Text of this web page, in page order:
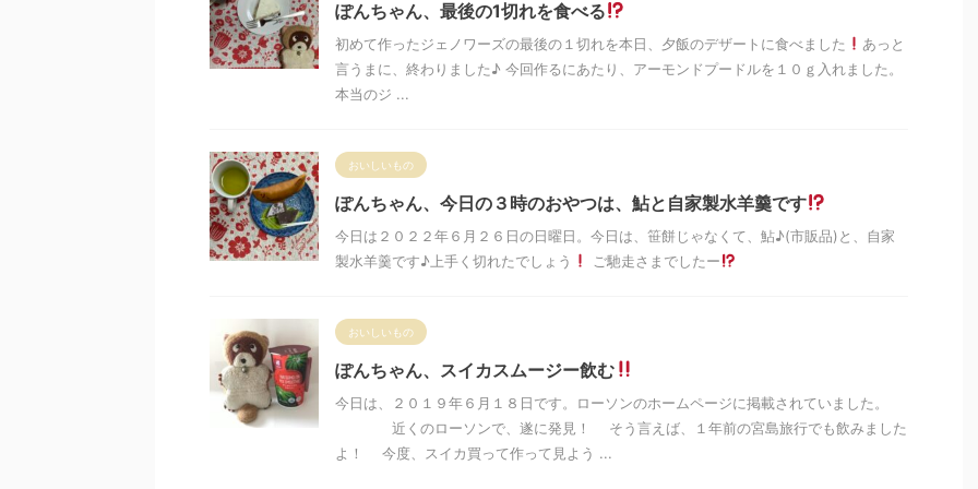
ぽんちゃん、最後の1切れを食べる
初めて作ったジェノワーズの最後の１切れを本日、夕飯のデザートに食べました
あっと
言うまに、終わりました♪ 今回作るにあたり、アーモンドプードルを１０ｇ入れました。
本当のジ ...
おいしいもの
ぽんちゃん、今日の３時のおやつは、鮎と自家製水羊羹です
今日は２０２２年６月２６日の日曜日。今日は、笹餅じゃなくて、鮎♪(市販品)と、自家
製水羊羹です♪上手く切れたでしょう
ご馳走さまでしたー
おいしいもの
ぽんちゃん、スイカスムージー飲む
今日は、２０１９年６月１８日です。ローソンのホームページに掲載されていました。
近くのローソンで、遂に発見！ そう言えば、１年前の宮島旅行でも飲みました
よ！ 今度、スイカ買って作って見よう ...